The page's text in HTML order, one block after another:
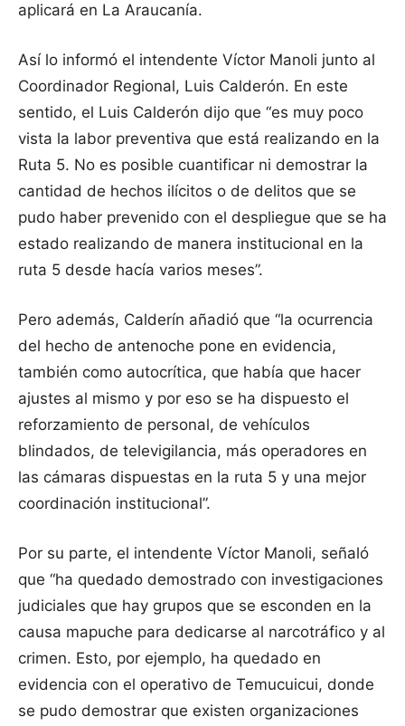
aplicará en La Araucanía.
Así lo informó el intendente Víctor Manoli junto al
Coordinador Regional, Luis Calderón. En este
sentido, el Luis Calderón dijo que “es muy poco
vista la labor preventiva que está realizando en la
Ruta 5. No es posible cuantificar ni demostrar la
cantidad de hechos ilícitos o de delitos que se
pudo haber prevenido con el despliegue que se ha
estado realizando de manera institucional en la
ruta 5 desde hacía varios meses”.
Pero además, Calderín añadió que “la ocurrencia
del hecho de antenoche pone en evidencia,
también como autocrítica, que había que hacer
ajustes al mismo y por eso se ha dispuesto el
reforzamiento de personal, de vehículos
blindados, de televigilancia, más operadores en
las cámaras dispuestas en la ruta 5 y una mejor
coordinación institucional”.
Por su parte, el intendente Víctor Manoli, señaló
que “ha quedado demostrado con investigaciones
judiciales que hay grupos que se esconden en la
causa mapuche para dedicarse al narcotráfico y al
crimen. Esto, por ejemplo, ha quedado en
evidencia con el operativo de Temucuicui, donde
se pudo demostrar que existen organizaciones